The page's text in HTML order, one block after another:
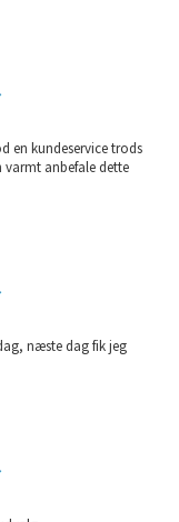
en kundeservice trods
varmt anbefale dette
næste dag fik jeg